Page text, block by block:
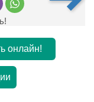
онлайн!